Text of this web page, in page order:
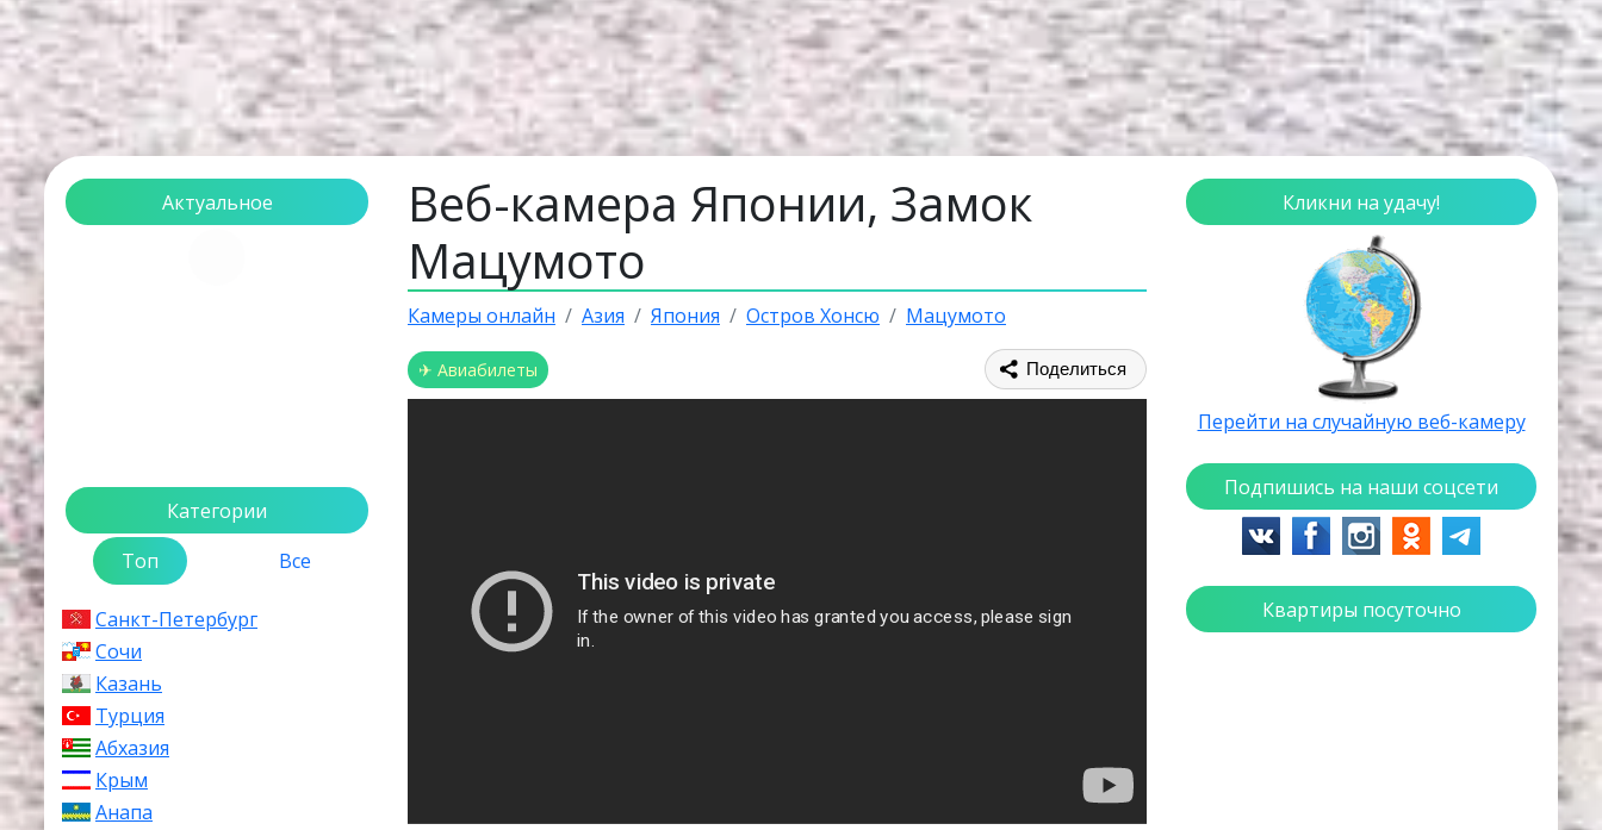
Актуальное
Категории
Топ
Все
Санкт-Петербург
Сочи
Казань
Турция
Абхазия
Крым
Анапа
Веб-камера Японии, Замок
Мацумото
Камеры онлайн Азия Япония Остров Хонсю Мацумото
✈ Авиабилеты Поделиться
Кликни на удачу!
Перейти на случайную веб-камеру
Подпишись на наши соцсети
Квартиры посуточно